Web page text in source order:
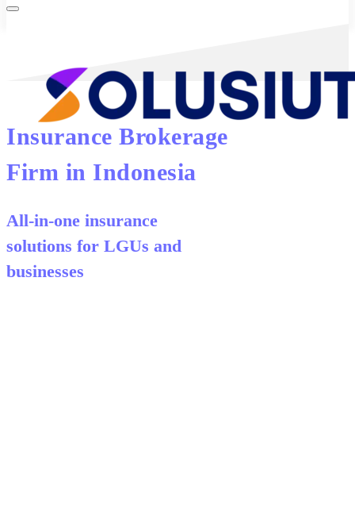
Insurance Brokerage
Firm in Indonesia
All-in-one insurance
solutions for LGUs and
businesses